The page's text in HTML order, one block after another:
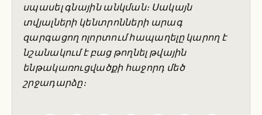
սպասել գնային անկման։ Սակայն
տվյալների կենտրոնների արագ
զարգացող ոլորտում հապաղելը կարող է
նշանակում է բաց թողնել թվային
ենթակառուցվածքի հաջորդ մեծ
շրջադարձը։